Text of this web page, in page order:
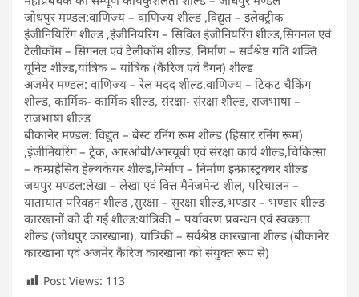
जोधपुर मण्डल:वाणिज्य – वाणिज्य शील्ड ,विद्युत – इलेक्ट्रीक
इंजीनियिरिंग शील्ड ,इंजीनियरिंग – सिविल इंजीनियरिंग शील्ड,सिगनल एवं
टेलीकॉम – सिगनल एवं टेलीकॉम शील्ड, निर्माण – सर्वश्रेष्ठ गति शक्ति
यूनिट शील्ड,यांत्रिक – यांत्रिक (कैरिज एवं वैगन) शील्ड
अजमेर मण्डल: वाणिज्य – रेल मदद शील्ड,वाणिज्य – टिकट चैकिंग
शील्ड, कार्मिक- कार्मिक शील्ड, संरक्षा- संरक्षा शील्ड, राजभाषा –
राजभाषा शील्ड
बीकानेर मण्डल: विद्युत – बेस्ट रनिंग रूम शील्ड (हिसार रनिंग रूम)
,इंजीनियरिंग – ट्रेक, आरओबी/आरयूबी एवं संरक्षा कार्य शील्ड,चिकित्सा
– कम्प्रहेसिव हेल्थकेयर शील्ड,निर्माण – निर्माण इन्फ्रास्ट्रक्चर शील्ड
जयपुर मण्डल:लेखा – लेखा एवं वित्त मैनेजमेन्ट शील्, परिचालन –
यातायात परिवहन शील्ड ,सुरक्षा – सुरक्षा शील्ड,भण्डार – भण्डार शील्ड
कारखानों को दी गई शील्ड:यांत्रिकी – पर्यावरण प्रबन्धन एवं स्वच्छता
शील्ड (जोधपुर कारखाना), यांत्रिकी – सर्वश्रेष्ठ कारखाना शील्ड (बीकानेर
कारखाना एवं अजमेर कैरिज कारखाना को संयुक्त रूप से)
Post Views: 113